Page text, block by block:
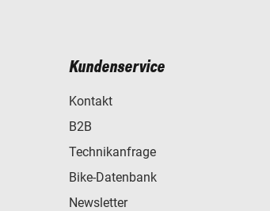
Kundenservice
Kontakt
B2B
Technikanfrage
Bike-Datenbank
Newsletter